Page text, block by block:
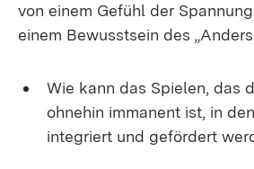
von einem Gefühl der
einem Bewusstsein des
Wie kann das Spielen, das
ohnehin immanent ist, in
integriert und gefördert